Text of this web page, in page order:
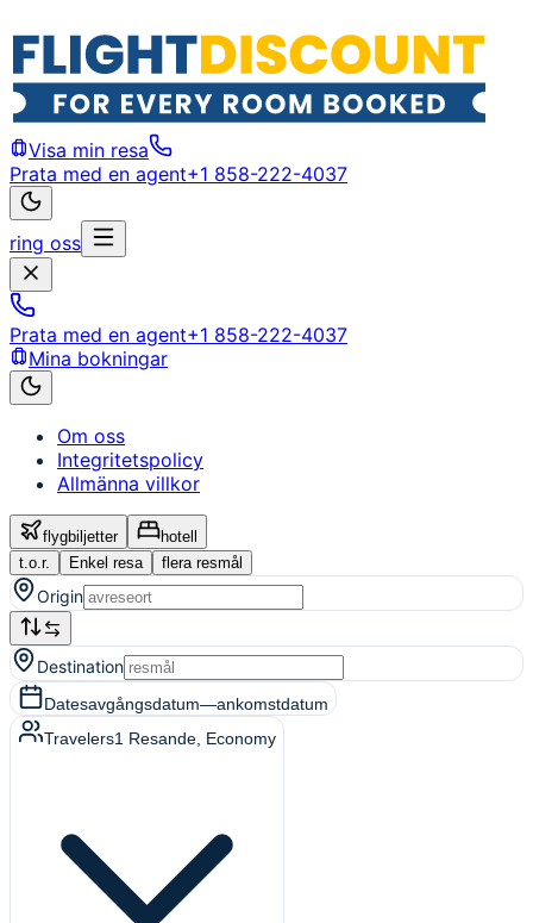
Visa min resa
Prata med en agent+1 858-222-4037
ring oss
Prata med en agent+1 858-222-4037
Mina bokningar
Om oss
Integritetspolicy
Allmänna villkor
flygbiljetter
hotell
t.o.r.
Enkel resa flera resmål
Origin
Destination
Datesavgångsdatum—ankomstdatum
Travelers1 Resande , Economy